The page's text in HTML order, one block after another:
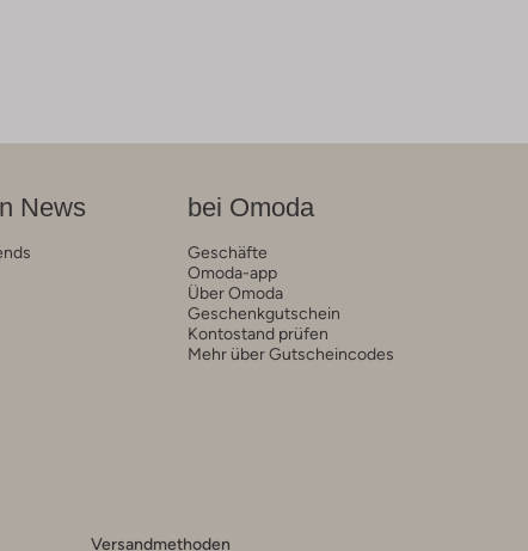
News bei Omoda
Geschäfte
Omoda-app
Über Omoda
Geschenkgutschein
Kontostand prüfen
Mehr über Gutscheincodes
Versandmethoden